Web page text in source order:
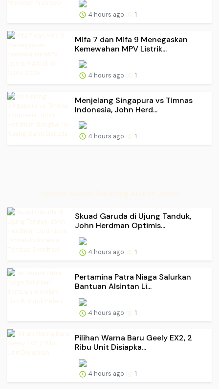
4 hours ago 1
Mifa 7 dan Mifa 9 Menegaskan
Kemewahan MPV Listrik...
4 hours ago 1
Menjelang Singapura vs Timnas
Indonesia, John Herd...
4 hours ago 1
Skuad Garuda di Ujung Tanduk,
John Herdman Optimis...
4 hours ago 1
Pertamina Patra Niaga Salurkan
Bantuan Alsintan Li...
4 hours ago 1
Pilihan Warna Baru Geely EX2, 2
Ribu Unit Disiapka...
4 hours ago 1